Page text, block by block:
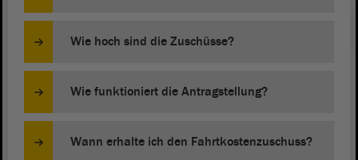
Wie hoch sind die Zuschüsse?
Wie funktioniert die Antragstellung?
Wann erhalte ich den Fahrtkostenzuschuss?